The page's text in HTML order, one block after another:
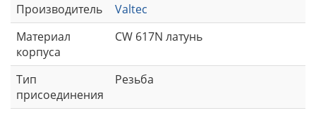
Производитель
Valtec
Материал
корпуса
CW 617N латунь
Тип
присоединения
Резьба